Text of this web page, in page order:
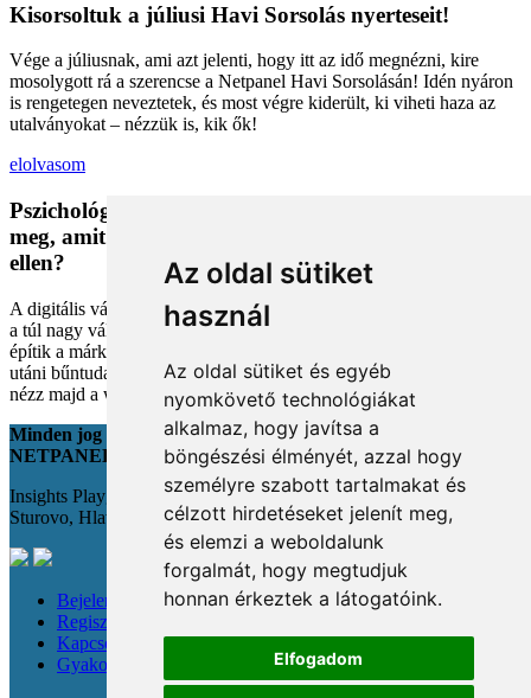
Az oldal sütiket
használ
Az oldal sütiket és egyéb
nyomkövető technológiákat
alkalmaz, hogy javítsa a
böngészési élményét, azzal hogy
személyre szabott tartalmakat és
célzott hirdetéseket jelenít meg,
és elemzi a weboldalunk
forgalmát, hogy megtudjuk
honnan érkeztek a látogatóink.
Elfogadom
Kisorsoltuk a júliusi Havi Sorsolás nyerteseit!
Vége a júliusnak, ami azt jelenti, hogy itt az idő megnézni, kire
mosolygott rá a szerencse a Netpanel Havi Sorsolásán! Idén nyáron
is rengetegen neveztetek, és most végre kiderült, ki viheti haza az
utalványokat – nézzük is, kik ők!
elolvasom
Pszichológiai trükkök a kosárban: Miért vesszük
meg, amit megveszünk, és mit tehetünk a bűntudat
ellen?
A digitális vásárlás kényelmes, de tele van pszichológiai csapdákkal
a túl nagy választéktól a hosszas böngészésig. Megmutatjuk, hogyan
építik a márkák a bizalmadat online, és miként kerüld el a vásárlás
utáni bűntudatot tudatos döntésekkel. Készülj fel, hogy máshogy
nézz majd a webshopokra!
Minden jog fenntartva
NETPANEL
Insights Playground s.r.o.;
Sturovo, Hlavná 22., 943 01
Bejelentkezés
Regisztráció
Kapcsolat
Gyakori kérdések